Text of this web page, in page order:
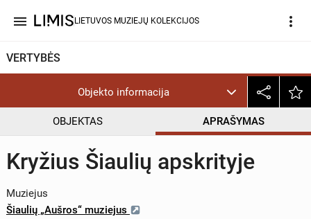
menu LIETUVOS MUZIEJŲ KOLEKCIJOS more_vert
VERTYBĖS
Objekto informacija
OBJEKTAS APRAŠYMAS
Kryžius Šiaulių apskrityje
Muziejus
Šiaulių „Aušros“ muziejus